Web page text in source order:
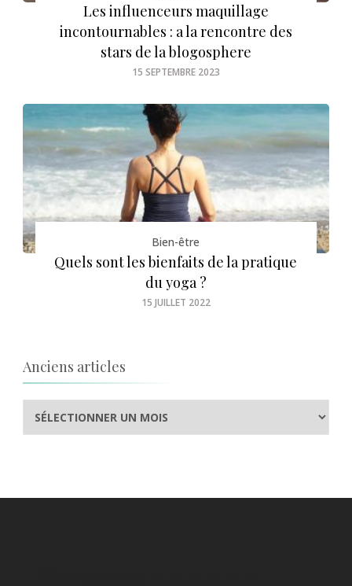
Les influenceurs maquillage
incontournables : a la rencontre des
stars de la blogosphere
15 SEPTEMBRE 2023
Bien-être
Quels sont les bienfaits de la pratique
du yoga ?
15 JUILLET 2022
Anciens articles
Anciens
articles